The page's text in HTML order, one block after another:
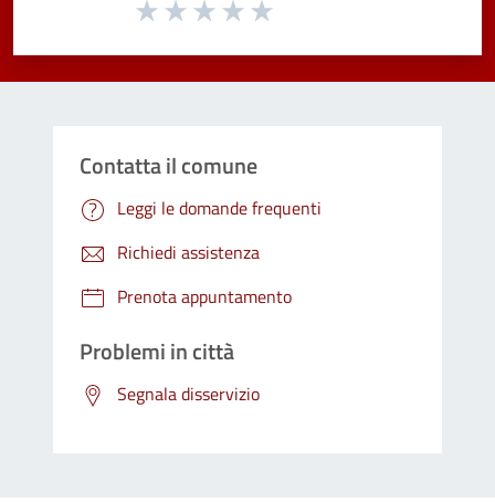
Valuta da 1 a 5 stelle la pagina
Contatta il comune
Leggi le domande frequenti
Richiedi assistenza
Prenota appuntamento
Problemi in città
Segnala disservizio